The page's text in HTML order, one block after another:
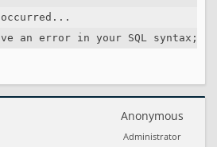
occurred...
an error in your SQL
Anonymous
Administrator